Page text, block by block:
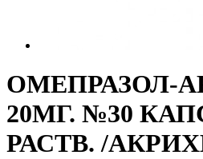
ОМЕПРАЗОЛ-
20МГ. №30
РАСТВ. /